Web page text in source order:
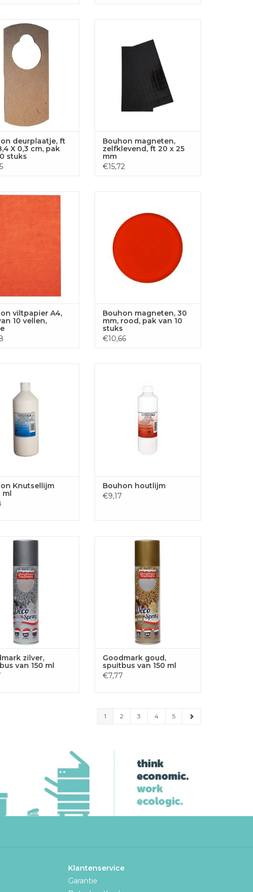
deurplaatje, ft 19 X 8,4 X
cm, pak van 10 stuks
TOEVOEGEN AAN
WINKELWAGEN
deurplaatje, ft
X 0,3 cm, pak
stuks
TOEVOEGEN AAN
WINKELWAGEN
Bouhon magneten,
zelfklevend, ft 20 x 25
mm
€15,72
viltpapier A4, pak van
viltpapier A4,
10 vellen,
TOEVOEGEN AAN
Bouhon magneten, 30
mm, rood, pak van 10
stuks
€10,66
TOEVOEGEN AAN
WINKELWAGEN
Knutsellijm
ml
TOEVOEGEN AAN
WINKELWAGEN
Bouhon houtlijm
€9,17
zilver, spuitbus van
TOEVOEGEN AAN
WINKELWAGEN
zilver,
van 150 ml
Goodmark goud, spuitbus van
TOEVOEGEN AAN
WINKELWAGEN
Goodmark goud,
spuitbus van 150 ml
€7,77
1 2 3 4 5
Klantenservice
Garantie